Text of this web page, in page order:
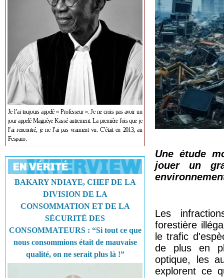
Je l’ai toujours appelé « Professeur ». Je ne crois pas avoir un
jour appelé Maguèye Kassé autrement. La première fois que je
l’ai rencontré, je ne l’ai pas vraiment vu. C’était en 2013, au
Fespaco.
BAKARY NDIAYE, CHEF DE LA
DIVISION DE LA
CONSOMMATION ET DE LA
SÉCURITÉ DES
CONSOMMATEURS : “Si tout ce que
nous consommions était de mauvaise
qualité, on ne serait plus là !”
Une étude
jouer un
Les
forestière
le trafic
de plus en
optique, les
explorent ce